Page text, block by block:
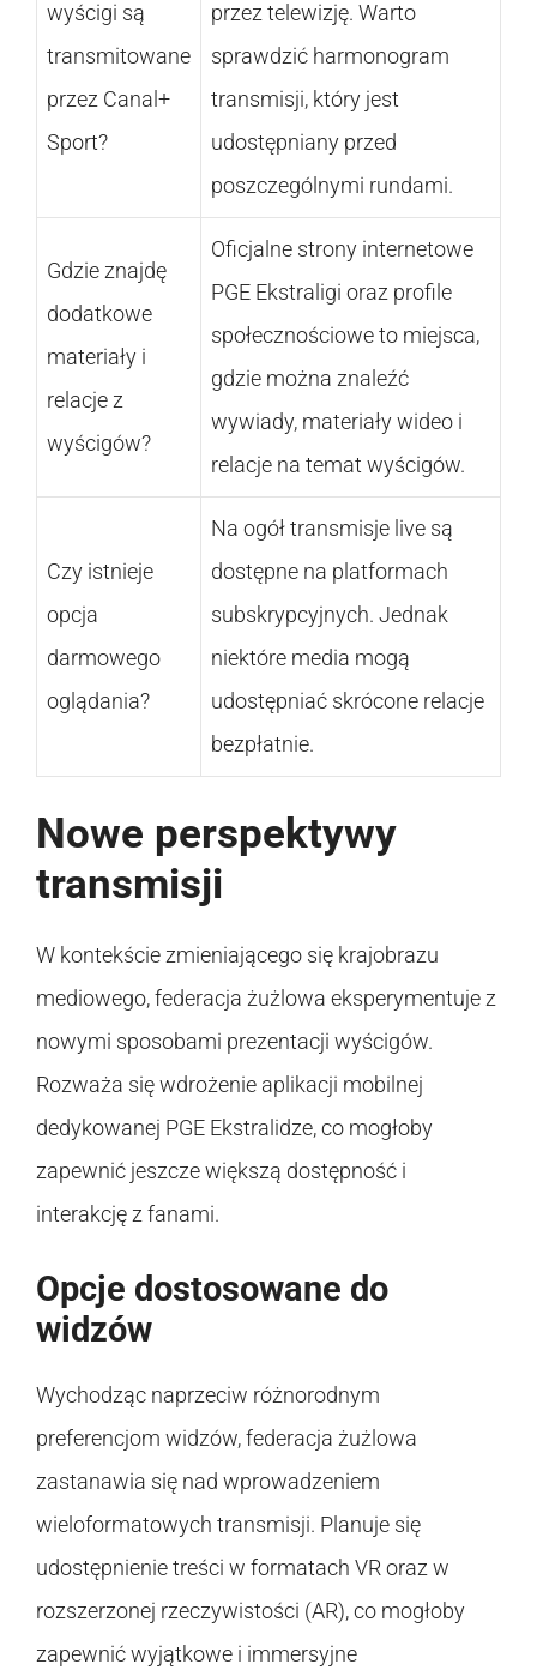
wyścigi są
transmitowane
przez Canal+
Sport?
przez telewizję. Warto
sprawdzić harmonogram
transmisji, który jest
udostępniany przed
poszczególnymi rundami.
Gdzie znajdę
dodatkowe
materiały i
relacje z
wyścigów?
Oficjalne strony internetowe
PGE Ekstraligi oraz profile
społecznościowe to miejsca,
gdzie można znaleźć
wywiady, materiały wideo i
relacje na temat wyścigów.
Czy istnieje
opcja
darmowego
oglądania?
Na ogół transmisje live są
dostępne na platformach
subskrypcyjnych. Jednak
niektóre media mogą
udostępniać skrócone relacje
bezpłatnie.
Nowe perspektywy
transmisji
W kontekście zmieniającego się krajobrazu
mediowego, federacja żużlowa eksperymentuje z
nowymi sposobami prezentacji wyścigów.
Rozważa się wdrożenie aplikacji mobilnej
dedykowanej PGE Ekstralidze, co mogłoby
zapewnić jeszcze większą dostępność i
interakcję z fanami.
Opcje dostosowane do
widzów
Wychodząc naprzeciw różnorodnym
preferencjom widzów, federacja żużlowa
zastanawia się nad wprowadzeniem
wieloformatowych transmisji. Planuje się
udostępnienie treści w formatach VR oraz w
rozszerzonej rzeczywistości (AR), co mogłoby
zapewnić wyjątkowe i immersyjne